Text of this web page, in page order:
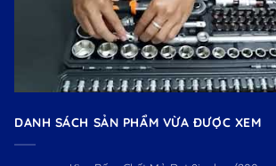
DANH SÁCH SẢN PHẨM VỪA ĐƯỢC XEM